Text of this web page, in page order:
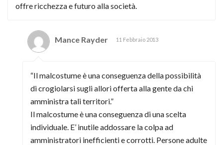
offre ricchezza e futuro alla società.
Mance Rayder 11 Febbraio 2013
“Il malcostume è una conseguenza della possibilità
di crogiolarsi sugli allori offerta alla gente da chi
amministra tali territori.”
Il malcostume è una conseguenza di una scelta
individuale. E’ inutile addossare la colpa ad
amministratori inefficienti e corrotti. Persone adulte